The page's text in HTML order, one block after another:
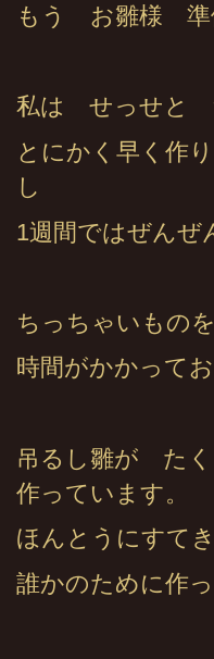
もう お雛様 準
私は せっせと
とにかく早く作
し
1週間ではぜんぜ
ちっちゃいもの
時間がかかってお
吊るし雛が た
作っています。
ほんとうにすてき
誰かのために作っ